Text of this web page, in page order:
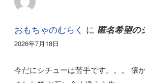
おもちゃのむらく に 匿名希望の
2026年7月18日
今だにシチューは苦手です。。。 懐